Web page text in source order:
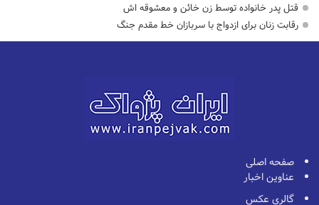
قتل پدر خانواده توسط زن خائن و معشوقه اش
رقابت زنان برای ازدواج با سربازان خط مقدم جنگ
صفحه اصلی
عناوین اخبار
گالری عکس